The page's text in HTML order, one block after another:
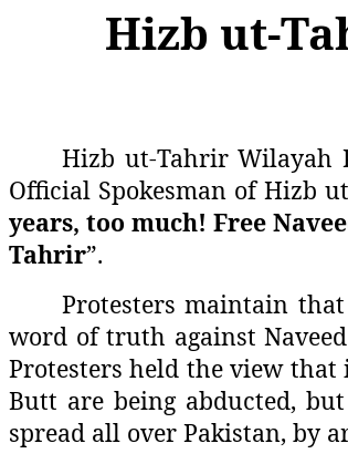
Hizb ut-
Hizb ut-Tahrir Wilayah
Official Spokesman of Hizb
years, too much! Free
Tahrir”.
Protesters maintain
word of truth against
Protesters held the view
Butt are being abducted,
spread all over Pakistan, by